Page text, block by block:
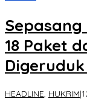
18 Paket
HEADLINE, HUKRIM|